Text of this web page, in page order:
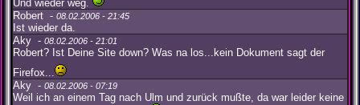
Und wieder weg.
Robert - 08.02.2006 - 21:45
Ist wieder da.
Aky - 08.02.2006 - 21:01
Robert? Ist Deine Site down? Was na los...kein Dokument sagt der
Firefox...
Aky - 08.02.2006 - 07:19
Weil ich an einem Tag nach Ulm und zurück mußte, da war leider keine